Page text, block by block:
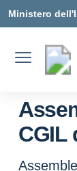
Ministero
CGIL